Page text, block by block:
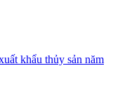
khẩu thủy sản năm